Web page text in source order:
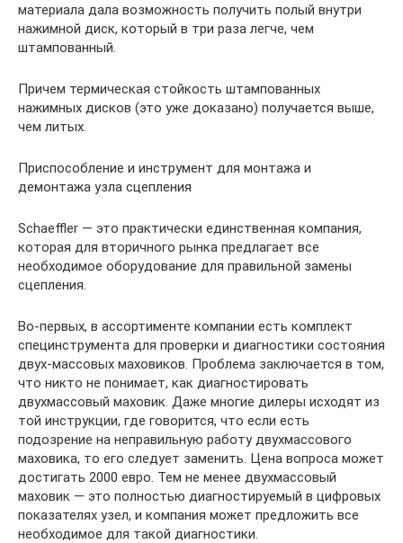
материала дала возможность получить полый внутри
нажимной диск, который в три раза легче, чем
штампованный.
Причем термическая стойкость штампованных
нажимных дисков (это уже доказано) получается выше,
чем литых.
Приспособление и инструмент для монтажа и
демонтажа узла сцепления
Schaeffler — это практически единственная компания,
которая для вторичного рынка предлагает все
необходимое оборудование для правильной замены
сцепления.
Во-первых, в ассортименте компании есть комплект
специнструмента для проверки и диагностики состояния
двух-массовых маховиков. Проблема заключается в том,
что никто не понимает, как диагностировать
двухмассовый маховик. Даже многие дилеры исходят из
той инструкции, где говорится, что если есть
подозрение на неправильную работу двухмассового
маховика, то его следует заменить. Цена вопроса может
достигать 2000 евро. Тем не менее двухмассовый
маховик — это полностью диагностируемый в цифровых
показателях узел, и компания может предложить все
необходимое для такой диагностики.